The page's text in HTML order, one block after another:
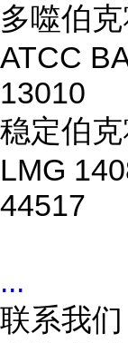
多噬伯
ATCC
13010
稳定伯
LMG
44517
...
联系我们